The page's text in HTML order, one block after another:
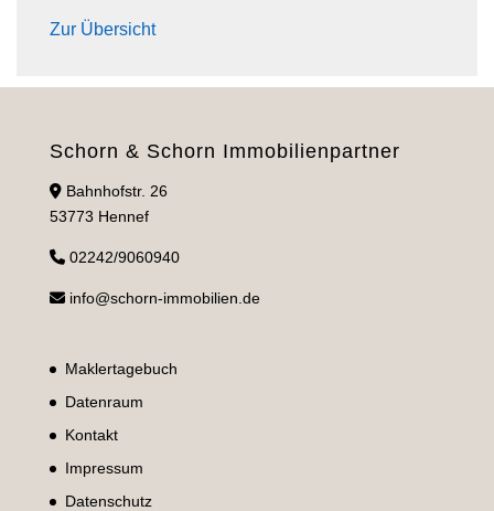
Zur Übersicht
Schorn & Schorn Immobilienpartner
Bahnhofstr. 26
53773 Hennef
02242/9060940
info@schorn-immobilien.de
Maklertagebuch
Datenraum
Kontakt
Impressum
Datenschutz